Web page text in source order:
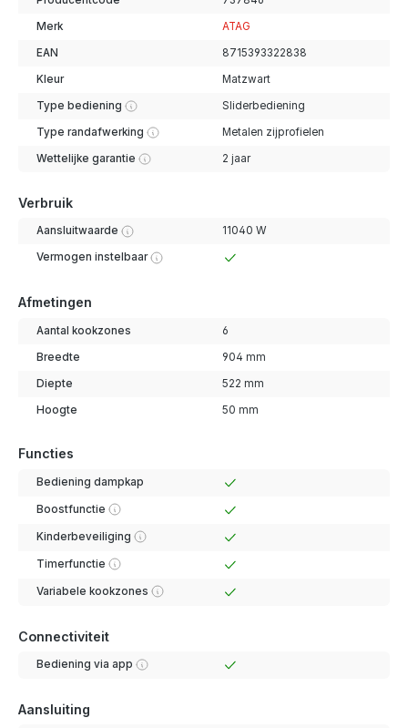
Merk ATAG
EAN 8715393322838
Kleur Matzwart
Type bediening Sliderbediening
Type randafwerking Metalen zijprofielen
Wettelijke garantie 2 jaar
Verbruik
Aansluitwaarde 11040 W
Vermogen instelbaar
Afmetingen
Aantal kookzones 6
Breedte 904 mm
Diepte 522 mm
Hoogte 50 mm
Functies
Bediening dampkap
Boostfunctie
Kinderbeveiliging
Timerfunctie
Variabele kookzones
Connectiviteit
Bediening via app
Aansluiting